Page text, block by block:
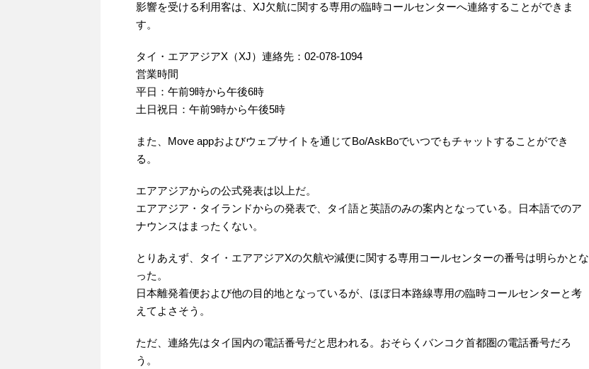
影響を受ける利用客は、XJ欠航に関する専用の臨時コールセンターへ連絡することができま
す。
タイ・エアアジアX（XJ）連絡先：02-078-1094
営業時間
平日：午前9時から午後6時
土日祝日：午前9時から午後5時
また、Move appおよびウェブサイトを通じてBo/AskBoでいつでもチャットすることができ
る。
エアアジアからの公式発表は以上だ。
エアアジア・タイランドからの発表で、タイ語と英語のみの案内となっている。日本語でのア
ナウンスはまったくない。
とりあえず、タイ・エアアジアXの欠航や減便に関する専用コールセンターの番号は明らかとな
った。
日本離発着便および他の目的地となっているが、ほぼ日本路線専用の臨時コールセンターと考
えてよさそう。
ただ、連絡先はタイ国内の電話番号だと思われる。おそらくバンコク首都圏の電話番号だろ
う。